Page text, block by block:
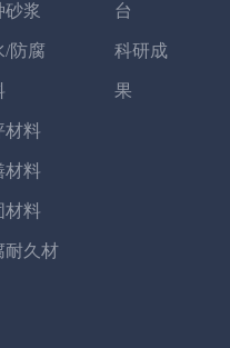
砂浆
/防腐
材料
材料
材料
耐久材
台
科研成
果